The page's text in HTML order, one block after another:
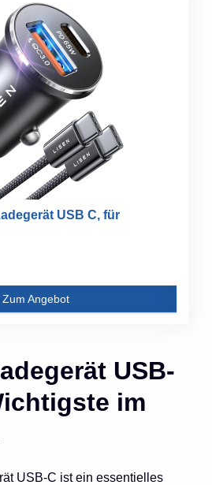
USB C, für
Zum Angebot
USB-
im
USB-C ist ein essentielles